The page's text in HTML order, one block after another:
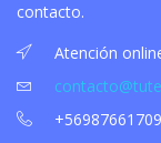
contacto.
Atención
+56987661709